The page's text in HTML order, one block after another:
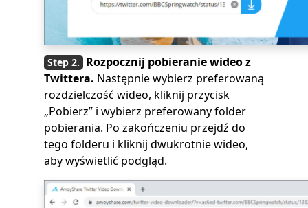
Rozpocznij pobieranie wideo z
Twittera. Następnie wybierz preferowaną
rozdzielczość wideo, kliknij przycisk
„Pobierz” i wybierz preferowany folder
pobierania. Po zakończeniu przejdź do
tego folderu i kliknij dwukrotnie wideo,
aby wyświetlić podgląd.